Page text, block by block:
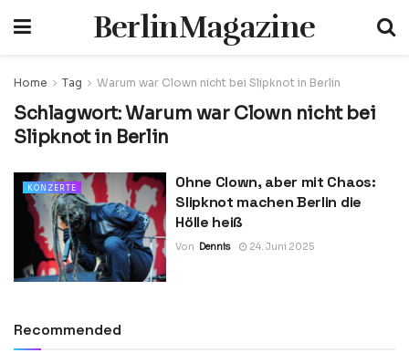
BerlinMagazine
Home Tag Warum war Clown nicht bei Slipknot in Berlin
Schlagwort:Warum war Clown nicht bei
Slipknot in Berlin
KONZERTE
Ohne Clown, aber mit Chaos:
Slipknot machen Berlin die
Hölle heiß
Von Dennis 24. Juni 2025
Recommended